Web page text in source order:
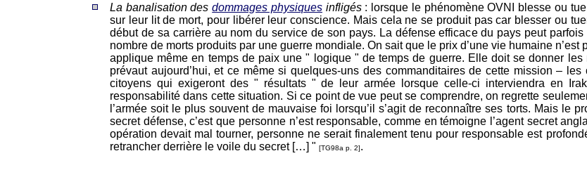
La banalisation desdommages physiquesinfligés: lorsque le phénomène OVNI blesse ou
sur leur lit de mort, pour libérer leur conscience. Mais cela ne se produit pas car blesser ou
début de sa carrière au nom du service de son pays. La défense efficace du pays peut
nombre de morts produits par une guerre mondiale. On sait que le prix d’une vie humaine
applique même en temps de paix une " logique " de temps de guerre. Elle doit se donner
prévaut aujourd’hui, et ce même si quelques-uns des commanditaires de cette mission –
citoyens qui exigeront des " résultats " de leur armée lorsque celle-ci interviendra en
responsabilité dans cette situation. Si ce point de vue peut se comprendre, on regrette
l’armée soit le plus souvent de mauvaise foi lorsqu’il s’agit de reconnaître ses torts. Mais le
secret défense, c’est que personne n’est responsable, comme en témoigne l’agent secret
opération devait mal tourner, personne ne serait finalement tenu pour responsable est
retrancher derrière le voile du secret […] " [TG98a p. 2].